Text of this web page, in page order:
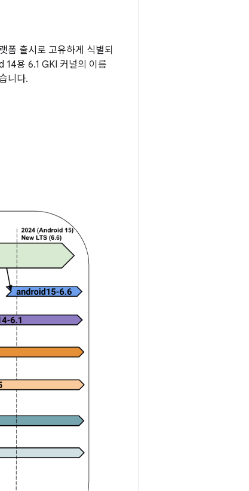
폼 출시로 고유하게 식별되
14용 6.1 GKI 커널의 이름
니다.